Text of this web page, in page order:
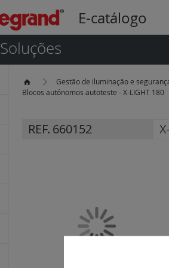
E-catálogo
Soluções
Gestão de iluminação e
Blocos autónomos autoteste - X-LIGHT 180
REF. 660152